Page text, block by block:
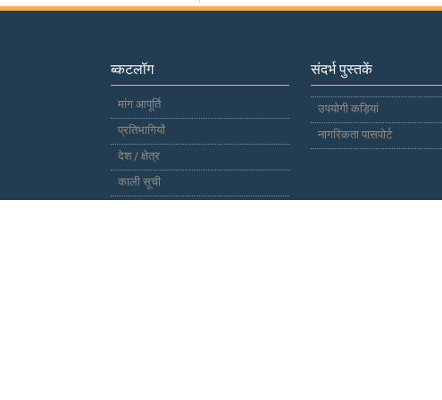
ब्कटलॉग
मांग आपूर्ति
प्रतिभागियों
देश / क्षेत्र
काली सूची
संदर्भ पुस्तकें
उपयोगी कड़ियां
नागरिकता पासपोर्ट